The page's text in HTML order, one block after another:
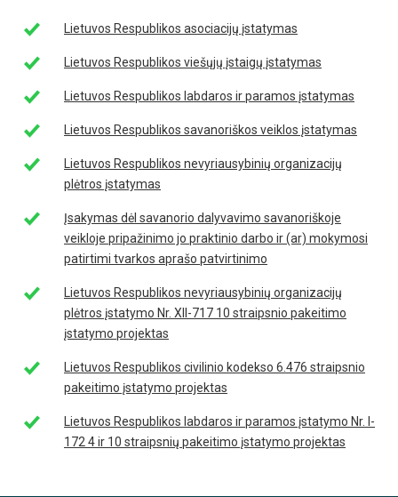
Lietuvos Respublikos asociacijų įstatymas
Lietuvos Respublikos viešųjų įstaigų įstatymas
Lietuvos Respublikos labdaros ir paramos įstatymas
Lietuvos Respublikos savanoriškos veiklos įstatymas
Lietuvos Respublikos nevyriausybinių organizacijų
plėtros įstatymas
Įsakymas dėl savanorio dalyvavimo savanoriškoje
veikloje pripažinimo jo praktinio darbo ir (ar) mokymosi
patirtimi tvarkos aprašo patvirtinimo
Lietuvos Respublikos nevyriausybinių organizacijų
plėtros įstatymo Nr. XII-717 10 straipsnio pakeitimo
įstatymo projektas
Lietuvos Respublikos civilinio kodekso 6.476 straipsnio
pakeitimo įstatymo projektas
Lietuvos Respublikos labdaros ir paramos įstatymo Nr. I-
172 4 ir 10 straipsnių pakeitimo įstatymo projektas